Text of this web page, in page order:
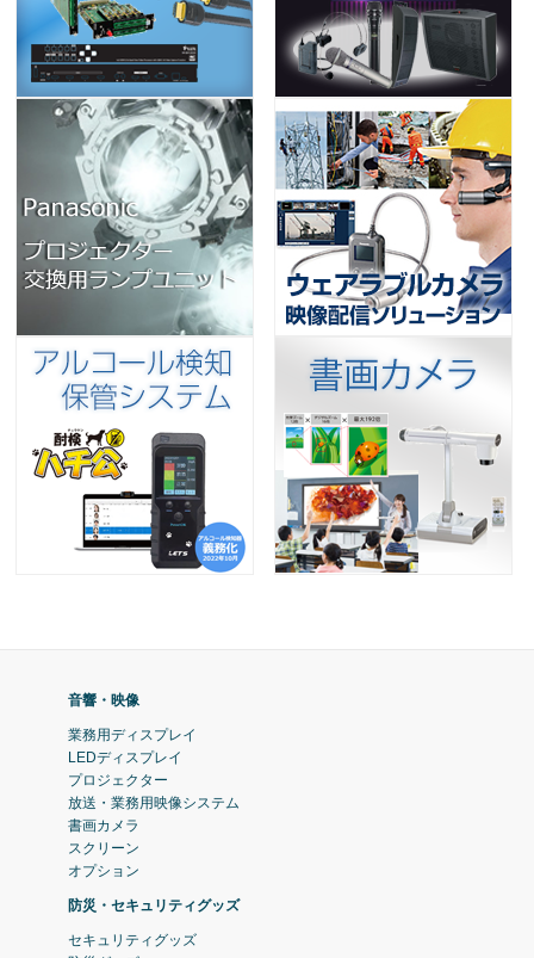
音響・映像
業務用ディスプレイ
LEDディスプレイ
プロジェクター
放送・業務用映像システム
書画カメラ
スクリーン
オプション
防災・セキュリティグッズ
セキュリティグッズ